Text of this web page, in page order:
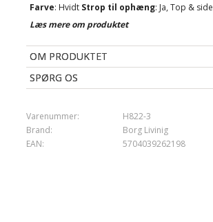
Farve: Hvidt Strop til ophæng: Ja, Top & side
Kvalitet: 100% Blødt bomuld
Vask: 60 grader
Tørretumbling : Ja
Læs mere om produktet
OM PRODUKTET
SPØRG OS
H822-3
Varenummer:
Borg Livinig
Brand:
5704039262198
EAN: